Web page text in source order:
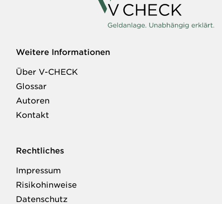
Weitere Informationen
Über V-CHECK
Glossar
Autoren
Kontakt
Rechtliches
Impressum
Risikohinweise
Datenschutz